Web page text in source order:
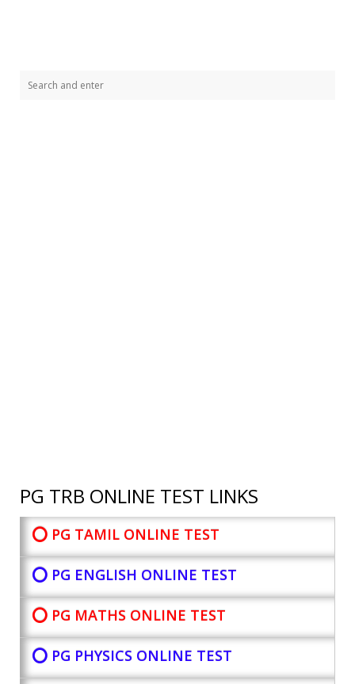
PG TRB ONLINE TEST LINKS
⭕ PG TAMIL ONLINE TEST
⭕ PG ENGLISH ONLINE TEST
⭕ PG MATHS ONLINE TEST
⭕ PG PHYSICS ONLINE TEST